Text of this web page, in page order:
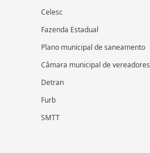
Celesc
Fazenda Estadual
Plano municipal de saneamento
Câmara municipal de vereadores
Detran
Furb
SMTT